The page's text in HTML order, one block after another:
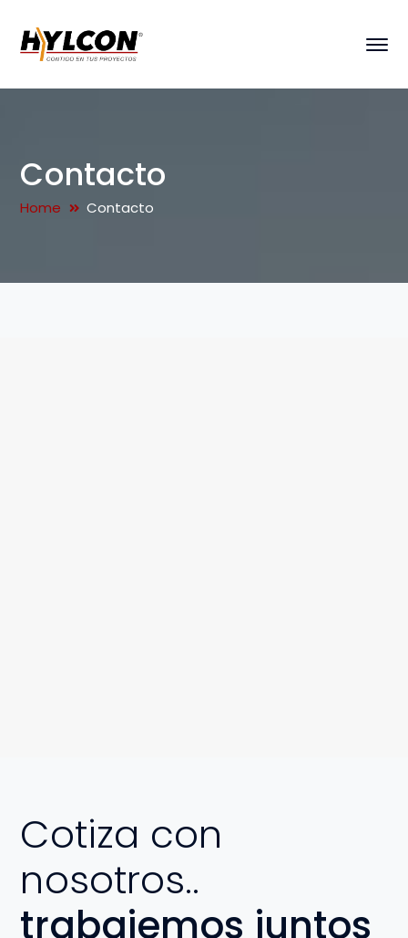
Contacto
Home Contacto
Cotiza con
nosotros..
trabajemos juntos